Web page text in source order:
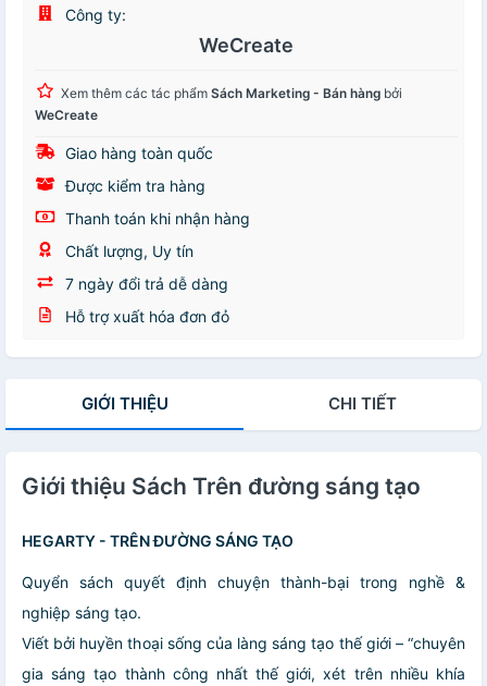
Công ty:
WeCreate
Xem thêm các tác phẩm Sách Marketing - Bán hàng bởi
WeCreate
Giao hàng toàn quốc
Được kiểm tra hàng
Thanh toán khi nhận hàng
Chất lượng, Uy tín
7 ngày đổi trả dễ dàng
Hỗ trợ xuất hóa đơn đỏ
GIỚI THIỆU CHI TIẾT
Giới thiệu Sách Trên đường sáng tạo
HEGARTY - TRÊN ĐƯỜNG SÁNG TẠO
Quyển sách quyết định chuyện thành-bại trong nghề &
nghiệp sáng tạo.
Viết bởi huyền thoại sống của làng sáng tạo thế giới – “chuyên
gia sáng tạo thành công nhất thế giới, xét trên nhiều khía